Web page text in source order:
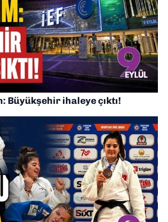
Büyükşehir ihaleye çıktı!